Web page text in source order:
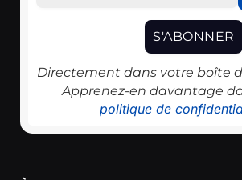
Directement dans votre boîte
Apprenez-en davantage
politique de